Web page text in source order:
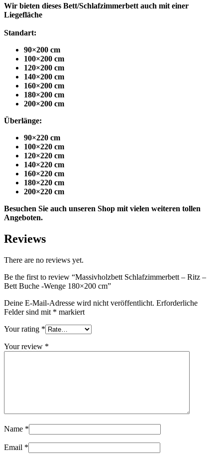
Wir bieten dieses Bett/Schlafzimmerbett auch mit einer
Liegefläche
Standart:
90×200 cm
100×200 cm
120×200 cm
140×200 cm
160×200 cm
180×200 cm
200×200 cm
Überlänge:
90×220 cm
100×220 cm
120×220 cm
140×220 cm
160×220 cm
180×220 cm
200×220 cm
Besuchen Sie auch unseren Shop mit vielen weiteren tollen
Angeboten.
Reviews
There are no reviews yet.
Be the first to review “Massivholzbett Schlafzimmerbett – Ritz –
Bett Buche -Wenge 180×200 cm”
Deine E-Mail-Adresse wird nicht veröffentlicht. Erforderliche
Felder sind mit * markiert
Your rating *
Your review *
Name *
Email *